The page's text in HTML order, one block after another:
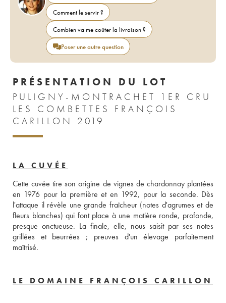
Comment le servir ?
Combien va me coûter la livraison ?
Poser une autre question
PRÉSENTATION DU LOT
PULIGNY-MONTRACHET 1ER CRU
LES COMBETTES FRANÇOIS
CARILLON 2019
LA CUVÉE
Cette cuvée tire son origine de vignes de chardonnay plantées
en 1976 pour la première et en 1992, pour la seconde. Dès
l'attaque il révèle une grande fraîcheur (notes d'agrumes et de
fleurs blanches) qui font place à une matière ronde, profonde,
presque onctueuse. La finale, elle, nous saisit par ses notes
grillées et beurrées ; preuves d'un élevage parfaitement
maîtrisé.
LE DOMAINE FRANÇOIS CARILLON